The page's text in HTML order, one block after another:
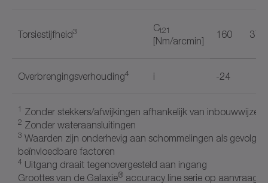
Torsiestijfheid3 Ct21
[Nm/arcmin]
160 370
Overbrengingsverhouding4 i -24
1 Zonder stekkers/afwijkingen afhankelijk van inbouwwijze
2 Zonder wateraansluitingen
3 Waarden zijn onderhevig aan schommelingen als gevolg
beïnvloedbare factoren
4 Uitgang draait tegenovergesteld aan ingang
Groottes van de Galaxie® accuracy line serie op aanvraag